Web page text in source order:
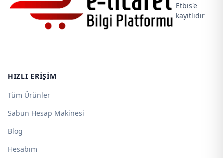
Etbis'e
kayıtlıdır
HIZLI ERIŞIM
Tüm Ürünler
Sabun Hesap Makinesi
Blog
Hesabım